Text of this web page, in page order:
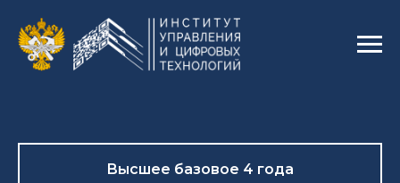
Высшее базовое 4 года